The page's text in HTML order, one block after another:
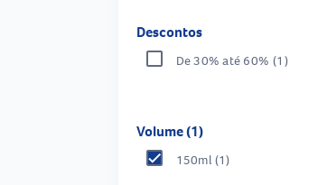
Descontos
De 30% até 60% (1)
Volume (1)
150ml (1)